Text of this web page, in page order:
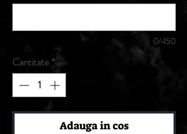
0/450
Cantitate *
Adauga in cos